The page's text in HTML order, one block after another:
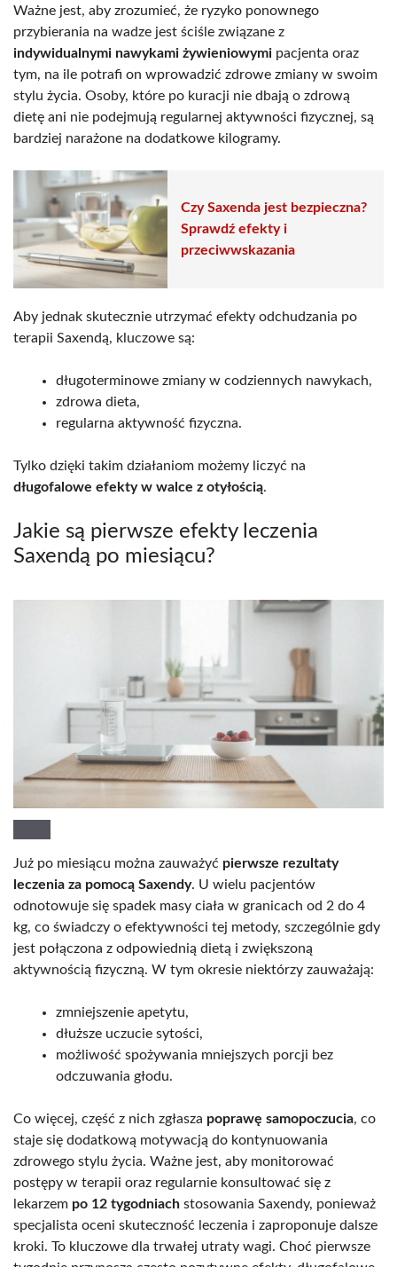
Ważne jest, aby zrozumieć, że ryzyko ponownego
przybierania na wadze jest ściśle związane z
indywidualnymi nawykami żywieniowymi pacjenta oraz
tym, na ile potrafi on wprowadzić zdrowe zmiany w swoim
stylu życia. Osoby, które po kuracji nie dbają o zdrową
dietę ani nie podejmują regularnej aktywności fizycznej, są
bardziej narażone na dodatkowe kilogramy.
Czy Saxenda jest bezpieczna?
Sprawdź efekty i
przeciwwskazania
Aby jednak skutecznie utrzymać efekty odchudzania po
terapii Saxendą, kluczowe są:
długoterminowe zmiany w codziennych nawykach,
zdrowa dieta,
regularna aktywność fizyczna.
Tylko dzięki takim działaniom możemy liczyć na
długofalowe efekty w walce z otyłością.
Jakie są pierwsze efekty leczenia
Saxendą po miesiącu?
Już po miesiącu można zauważyć pierwsze rezultaty
leczenia za pomocą Saxendy. U wielu pacjentów
odnotowuje się spadek masy ciała w granicach od 2 do 4
kg, co świadczy o efektywności tej metody, szczególnie gdy
jest połączona z odpowiednią dietą i zwiększoną
aktywnością fizyczną. W tym okresie niektórzy zauważają:
zmniejszenie apetytu,
dłuższe uczucie sytości,
możliwość spożywania mniejszych porcji bez
odczuwania głodu.
Co więcej, część z nich zgłasza poprawę samopoczucia, co
staje się dodatkową motywacją do kontynuowania
zdrowego stylu życia. Ważne jest, aby monitorować
postępy w terapii oraz regularnie konsultować się z
lekarzem po 12 tygodniach stosowania Saxendy, ponieważ
specjalista oceni skuteczność leczenia i zaproponuje dalsze
kroki. To kluczowe dla trwałej utraty wagi. Choć pierwsze